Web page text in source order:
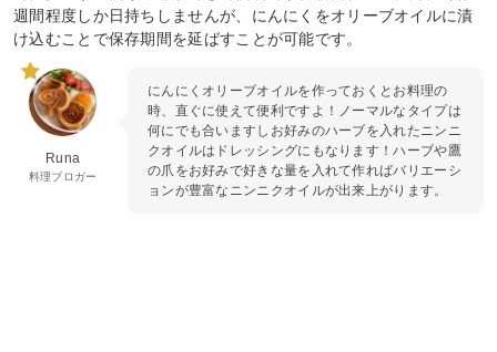
週間程度しか日持ちしませんが、にんにくをオリーブオイルに漬
け込むことで保存期間を延ばすことが可能です。
Runa
料理ブロガー
にんにくオリーブオイルを作っておくとお料理の
時、直ぐに使えて便利ですよ！ノーマルなタイプは
何にでも合いますしお好みのハーブを入れたニンニ
クオイルはドレッシングにもなります！ハーブや鷹
の爪をお好みで好きな量を入れて作ればバリエーシ
ョンが豊富なニンニクオイルが出来上がります。